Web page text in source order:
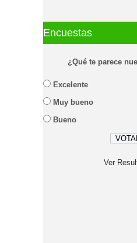
Encuestas
¿Qué te parece
Excelente
Muy bueno
Bueno
Ver